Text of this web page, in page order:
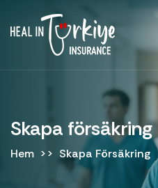
Skapa försäkring
Hem Skapa Försäkring